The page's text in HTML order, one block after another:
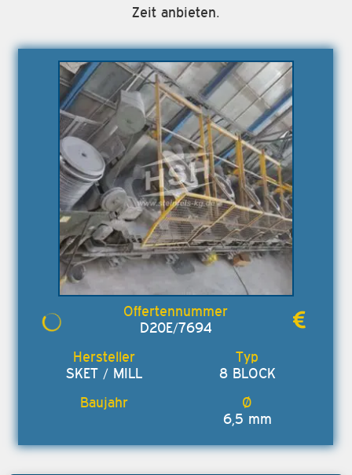
Zeit anbieten.
D20E/7694
SKET / MILL 8 BLOCK
6,5 mm